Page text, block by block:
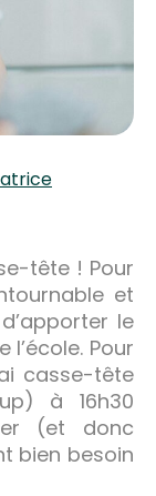
tête ! Pour
et
le
Pour
casse-tête
à 16h30
(et donc
bien besoin